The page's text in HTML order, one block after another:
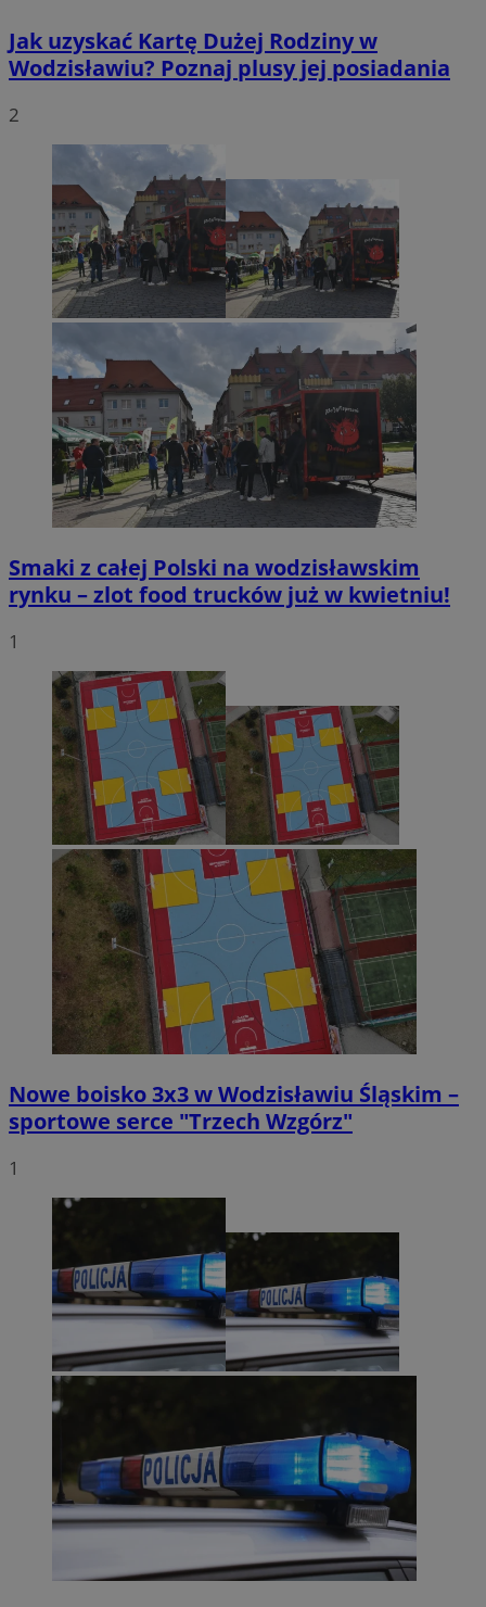
Jak uzyskać Kartę Dużej Rodziny w
Wodzisławiu? Poznaj plusy jej posiadania
2
Smaki z całej Polski na wodzisławskim
rynku – zlot food trucków już w kwietniu!
1
Nowe boisko 3x3 w Wodzisławiu Śląskim –
sportowe serce "Trzech Wzgórz"
1